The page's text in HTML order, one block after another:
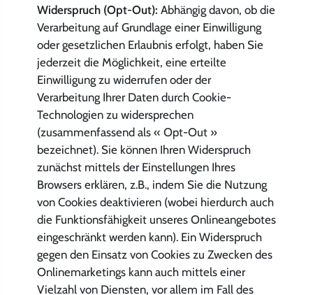
Widerspruch (Opt-Out): Abhängig davon, ob die
Verarbeitung auf Grundlage einer Einwilligung
oder gesetzlichen Erlaubnis erfolgt, haben Sie
jederzeit die Möglichkeit, eine erteilte
Einwilligung zu widerrufen oder der
Verarbeitung Ihrer Daten durch Cookie-
Technologien zu widersprechen
(zusammenfassend als « Opt-Out »
bezeichnet). Sie können Ihren Widerspruch
zunächst mittels der Einstellungen Ihres
Browsers erklären, z.B., indem Sie die Nutzung
von Cookies deaktivieren (wobei hierdurch auch
die Funktionsfähigkeit unseres Onlineangebotes
eingeschränkt werden kann). Ein Widerspruch
gegen den Einsatz von Cookies zu Zwecken des
Onlinemarketings kann auch mittels einer
Vielzahl von Diensten, vor allem im Fall des